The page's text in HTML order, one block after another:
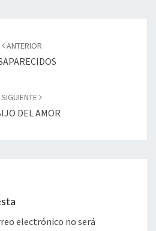
ANTERIOR
SIGUIENTE
DEL AMOR
electrónico no será